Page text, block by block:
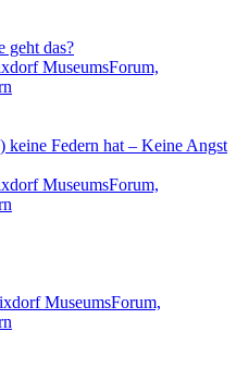
geht das?
MuseumsForum,
keine Federn hat – Keine Angst
MuseumsForum,
MuseumsForum,